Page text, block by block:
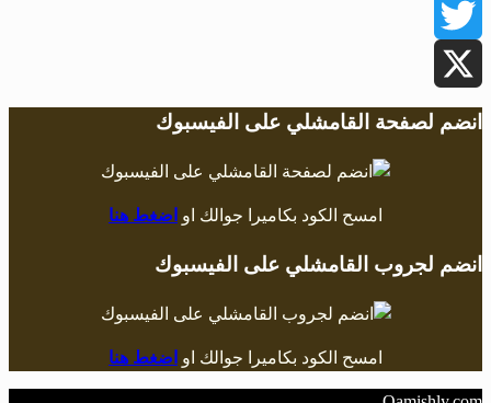
Facebook
Twitter
X
انضم لصفحة القامشلي على الفيسبوك
امسح الكود بكاميرا جوالك او اضغط هنا
انضم لجروب القامشلي على الفيسبوك
امسح الكود بكاميرا جوالك او اضغط هنا